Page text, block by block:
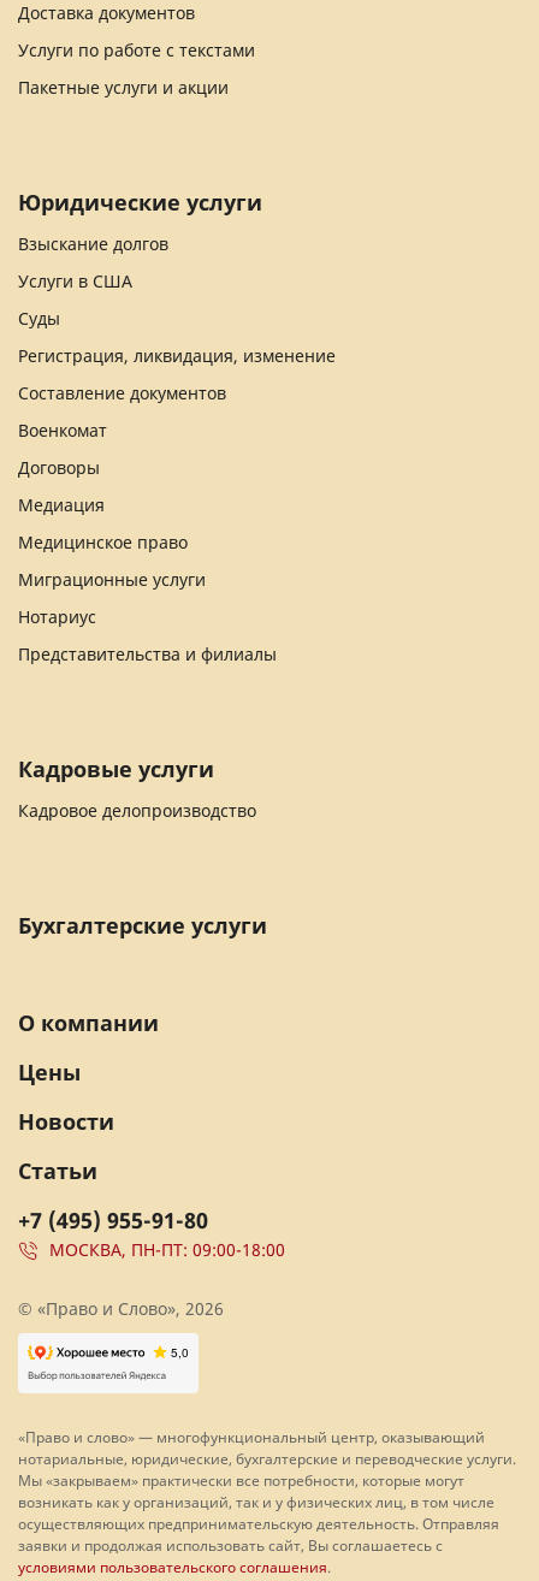
Доставка документов
Услуги по работе с текстами
Пакетные услуги и акции
Юридические услуги
Взыскание долгов
Услуги в США
Суды
Регистрация, ликвидация, изменение
Составление документов
Военкомат
Договоры
Медиация
Медицинское право
Миграционные услуги
Нотариус
Представительства и филиалы
Кадровые услуги
Кадровое делопроизводство
Бухгалтерские услуги
+7 (495) 955-91-80
МОСКВА, ПН-ПТ: 09:00-18:00
О компании
Цены
Новости
Статьи
© «Право и Слово», 2026
«Право и слово» — многофункциональный центр, оказывающий
нотариальные, юридические, бухгалтерские и переводческие услуги.
Мы «закрываем» практически все потребности, которые могут
возникать как у организаций, так и у физических лиц, в том числе
осуществляющих предпринимательскую деятельность. Отправляя
заявки и продолжая использовать сайт, Вы соглашаетесь с
условиями пользовательского соглашения.